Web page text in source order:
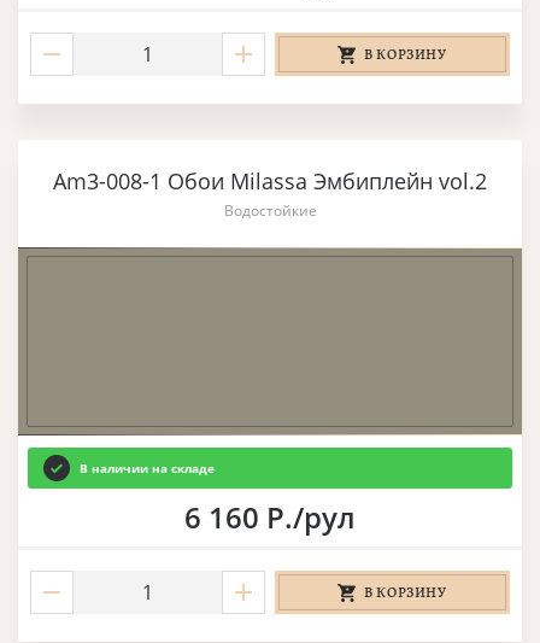
В КОРЗИНУ
Am3-008-1 Обои Milassa Эмбиплейн vol.2
Водостойкие
В наличии на складе
6 160 Р./рул
В КОРЗИНУ